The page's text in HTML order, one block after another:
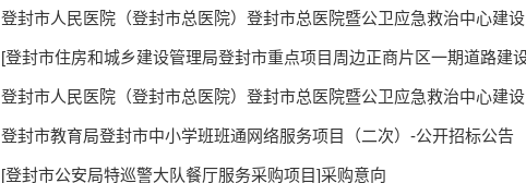
登封市教育局登封市中小学班班通网络服务项目（二次）-公开招标公告
[登封市公安局特巡警大队餐厅服务采购项目]采购意向